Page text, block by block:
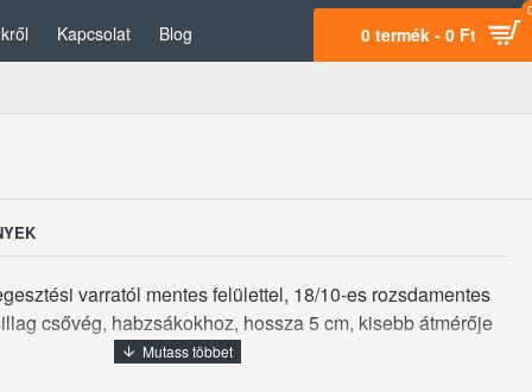
Kapcsolat Blog 0 termék - 0 Ft
varratól mentes felülettel, 18/10-es rozsdamentes
csővég, habzsákokhoz, hossza 5 cm, kisebb átmérője